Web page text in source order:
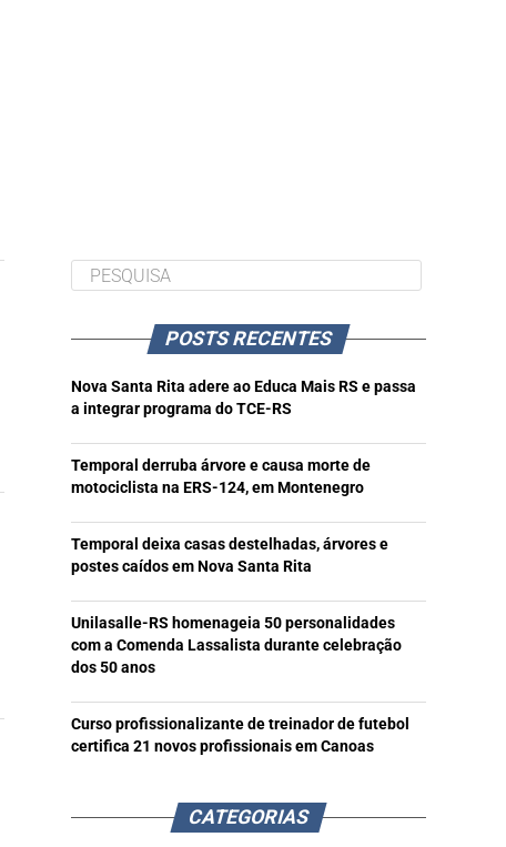
POSTS RECENTES
Nova Santa Rita adere ao Educa Mais RS e passa
a integrar programa do TCE-RS
Temporal derruba árvore e causa morte de
motociclista na ERS-124, em Montenegro
Temporal deixa casas destelhadas, árvores e
postes caídos em Nova Santa Rita
Unilasalle-RS homenageia 50 personalidades
com a Comenda Lassalista durante celebração
dos 50 anos
Curso profissionalizante de treinador de futebol
certifica 21 novos profissionais em Canoas
CATEGORIAS